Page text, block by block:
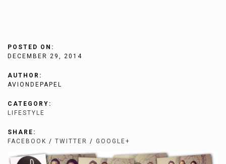
POSTED ON:
DECEMBER 29, 2014
AUTHOR:
AVIONDEPAPEL
CATEGORY:
LIFESTYLE
SHARE:
FACEBOOK / TWITTER / GOOGLE+